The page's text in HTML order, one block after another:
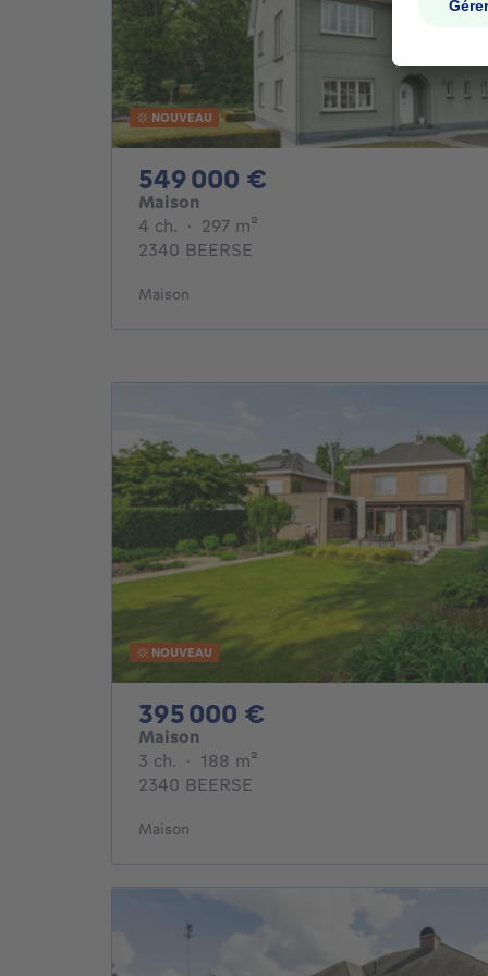
NOUVEAU
549 000 €
Maison
4 ch. 4 chambres
· 297 m²
2340 BEERSE
Maison
NOUVEAU
395 000 €
Maison
3 ch. 3 chambres
· 188 m²
2340 BEERSE
Maison